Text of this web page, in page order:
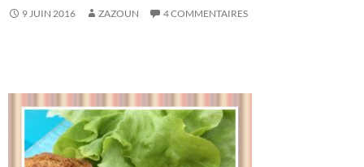
9 JUIN 2016 ZAZOUN 4 COMMENTAIRES